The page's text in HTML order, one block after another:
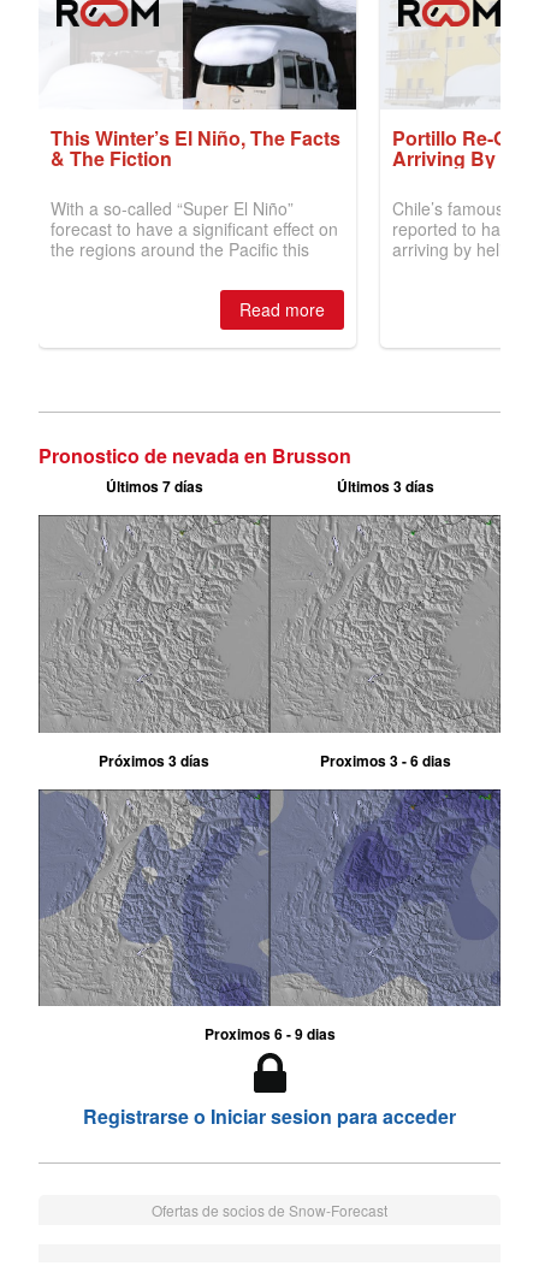
Pronostico de nevada en Brusson
Últimos 7 días Últimos 3 días
Próximos 3 días Proximos 3 - 6 dias
Proximos 6 - 9 dias
Registrarse o Iniciar sesion para acceder
Ofertas de socios de Snow-Forecast